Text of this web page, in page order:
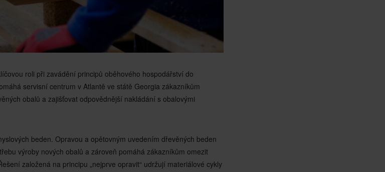
roli při zavádění principů oběhového hospodářství do
servisní centrum v Atlantě ve státě Georgia zákazníkům
obalů a zajišťovat odpovědnější nakládání s obalovými
beden. Opravou a opětovným uvedením dřevěných beden
výroby nových obalů a zároveň pomáhá zákazníkům omezit
založená na principu „nejprve opravit“ udržují materiálové cykly